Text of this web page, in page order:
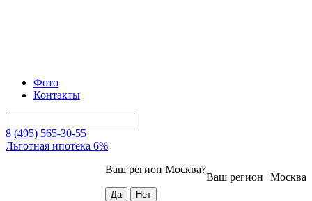
Фото
Контакты
8 (495) 565-30-55
Льготная ипотека 6%
Москва
Ваш регион
Ваш регион Москва?